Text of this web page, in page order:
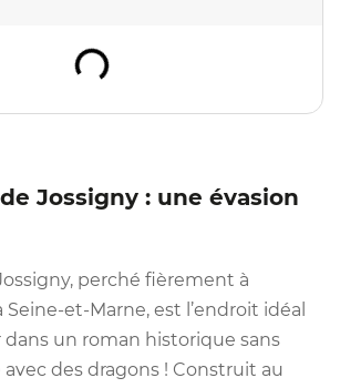
Jossigny : une évasion
perché fièrement à
Seine-et-Marne, est l’endroit idéal
un roman historique sans
avec des dragons ! Construit au